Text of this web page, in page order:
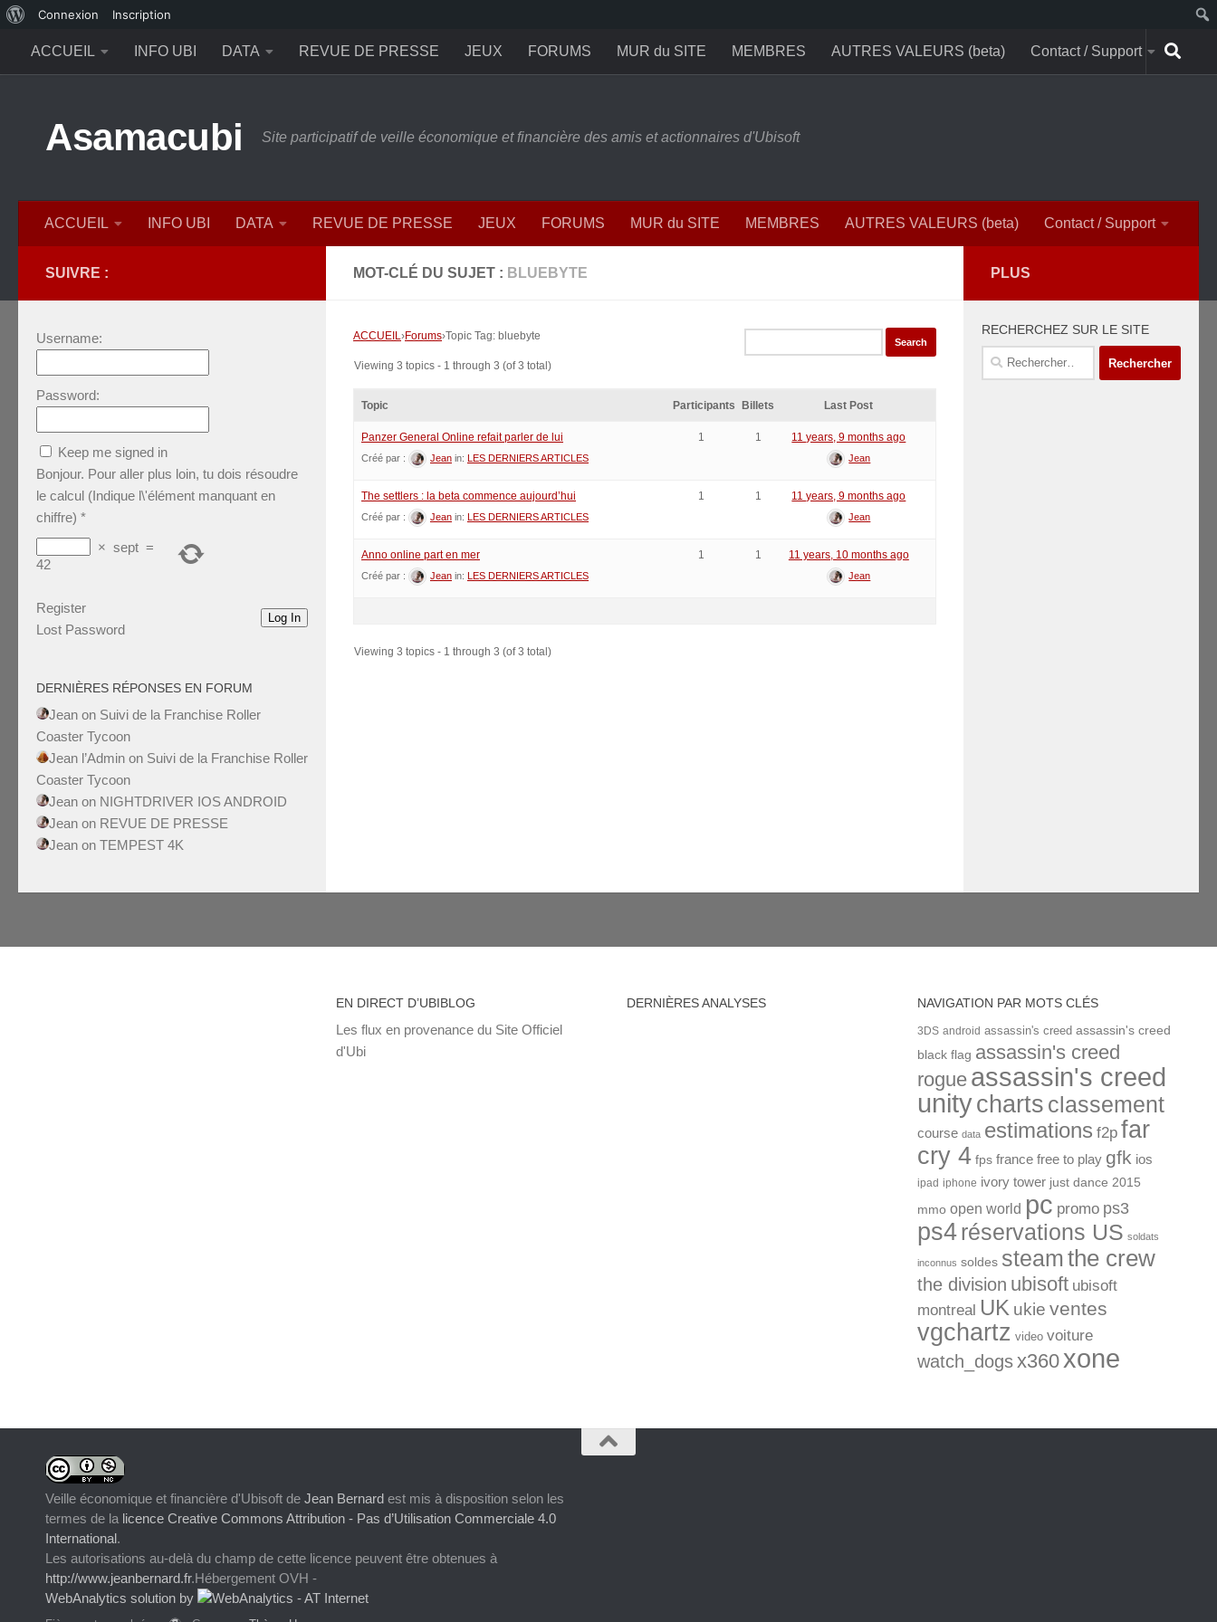
propos
de
Connexion Inscription
ACCUEIL
INFO UBI DATA REVUE DE PRESSE JEUX FORUMS MUR du SITE MEMBRES AUTRES VALEURS (beta) Contact / Support
Asamacubi Site participatif de veille économique et financière des amis et actionnaires d'Ubisoft
ACCUEIL INFO UBI DATA REVUE DE PRESSE JEUX FORUMS MUR du SITE MEMBRES AUTRES VALEURS (beta) Contact / Support
MOT-CLÉ DU SUJET : BLUEBYTE
ACCUEIL›Forums›Topic Tag: bluebyte
Viewing 3 topics - 1 through 3 (of 3 total)
Topic Participants Billets Last Post
Panzer General Online refait parler de lui
Créé par : Jean in: LES DERNIERS ARTICLES
1 1 11 years, 9 months ago
Jean
The settlers : la beta commence aujourd’hui
Créé par : Jean in: LES DERNIERS ARTICLES
1 1 11 years, 9 months ago
Jean
Anno online part en mer
Créé par : Jean in: LES DERNIERS ARTICLES
1 1 11 years, 10 months ago
Jean
Viewing 3 topics - 1 through 3 (of 3 total)
SUIVRE :
Username:
Password:
Keep me signed in
Bonjour. Pour aller plus loin, tu dois résoudre
le calcul (Indique l\'élément manquant en
chiffre) *
× sept =
42
Log In
Register
Lost Password
DERNIÈRES RÉPONSES EN FORUM
Jean on Suivi de la Franchise Roller
Coaster Tycoon
Jean l’Admin on Suivi de la Franchise Roller
Coaster Tycoon
Jean on NIGHTDRIVER IOS ANDROID
Jean on REVUE DE PRESSE
Jean on TEMPEST 4K
PLUS
RECHERCHEZ SUR LE SITE
Rechercher :
EN DIRECT D’UBIBLOG
Les flux en provenance du Site Officiel
d'Ubi
DERNIÈRES ANALYSES NAVIGATION PAR MOTS CLÉS
3DS android assassin's creed assassin's creed
black flag assassin's creed
rogue assassin's creed
unitycharts classement
course data estimations f2p far
cry 4 fps france free to play gfk ios
ipad iphone ivory tower just dance 2015
mmo open world pc promo ps3
ps4réservations US soldats
inconnus soldes steamthe crew
the division ubisoft ubisoft
montreal UK ukie ventes
vgchartz video voiture
watch_dogsx360 xone
Veille économique et financière d'Ubisoft de Jean Bernard est mis à disposition selon les
termes de la licence Creative Commons Attribution - Pas d’Utilisation Commerciale 4.0
International.
Les autorisations au-delà du champ de cette licence peuvent être obtenues à
http://www.jeanbernard.fr.Hébergement OVH -
WebAnalytics solution by